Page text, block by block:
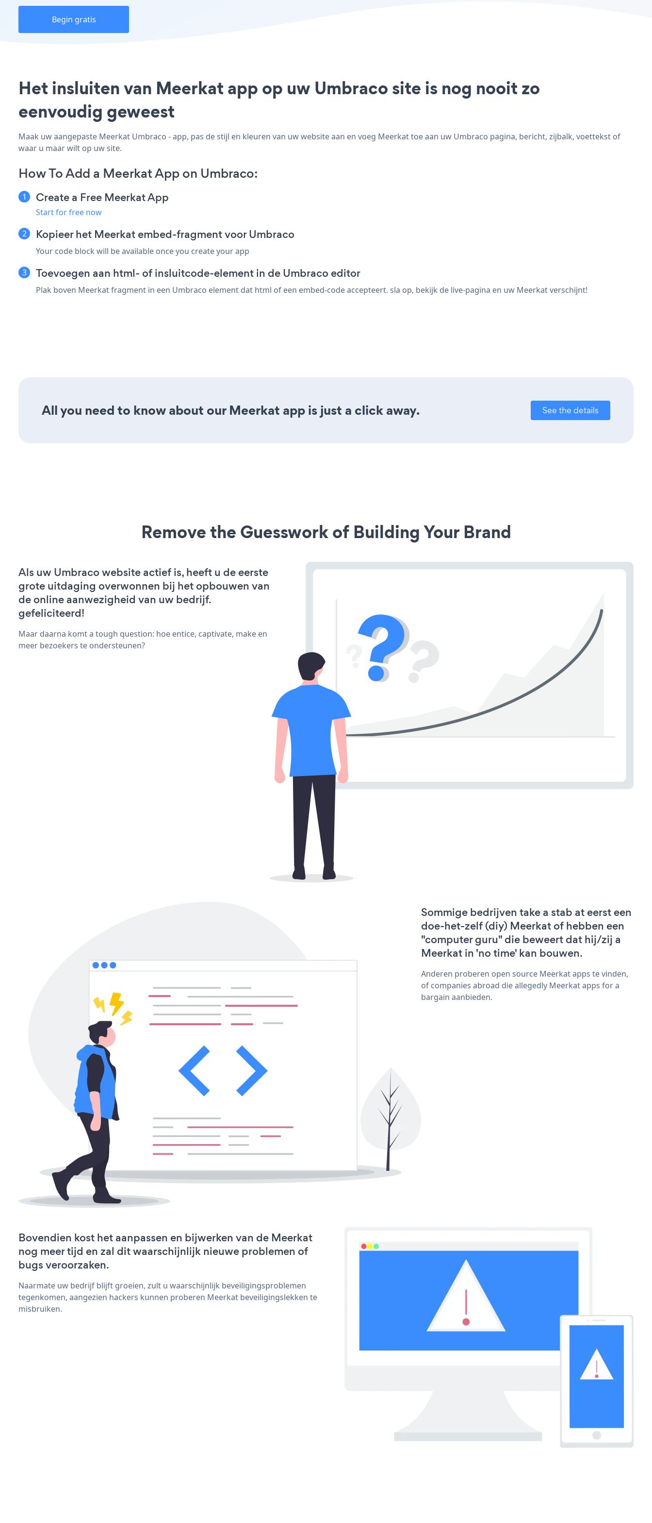
Begin gratis
Het insluiten van Meerkat app op uw Umbraco site is nog nooit zo
eenvoudig geweest
Maak uw aangepaste Meerkat Umbraco - app, pas de stijl en kleuren van uw website aan en voeg Meerkat toe aan uw Umbraco pagina, bericht, zijbalk, voettekst of
waar u maar wilt op uw site.
How To Add a Meerkat App on Umbraco:
Create a Free Meerkat App
Start for free now
Kopieer het Meerkat embed-fragment voor Umbraco
Your code block will be available once you create your app
Toevoegen aan html- of insluitcode-element in de Umbraco editor
Plak boven Meerkat fragment in een Umbraco element dat html of een embed-code accepteert. sla op, bekijk de live-pagina en uw Meerkat verschijnt!
All you need to know about our Meerkat app is just a click away. See the details
Remove the Guesswork of Building Your Brand
Als uw Umbraco website actief is, heeft u de eerste
grote uitdaging overwonnen bij het opbouwen van
de online aanwezigheid van uw bedrijf.
gefeliciteerd!
Maar daarna komt a tough question: hoe entice, captivate, make en
meer bezoekers te ondersteunen?
Sommige bedrijven take a stab at eerst een
doe-het-zelf (diy) Meerkat of hebben een
"computer guru" die beweert dat hij/zij a
Meerkat in 'no time' kan bouwen.
Anderen proberen open source Meerkat apps te vinden,
of companies abroad die allegedly Meerkat apps for a
bargain aanbieden.
Bovendien kost het aanpassen en bijwerken van de Meerkat
nog meer tijd en zal dit waarschijnlijk nieuwe problemen of
bugs veroorzaken.
Naarmate uw bedrijf blijft groeien, zult u waarschijnlijk beveiligingsproblemen
tegenkomen, aangezien hackers kunnen proberen Meerkat beveiligingslekken te
misbruiken.